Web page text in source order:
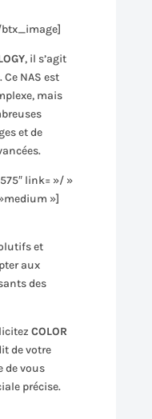
, il s’agit
NAS est
mais
et de
link= »/ »
»]
et
aux
des
COLOR
de votre
de vous
précise.